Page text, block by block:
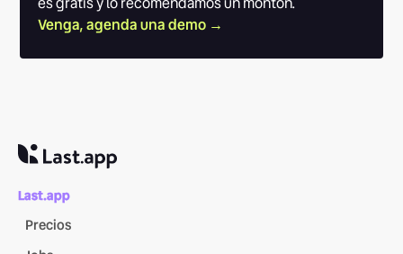
Venga, agenda una demo →
Last.app
Precios